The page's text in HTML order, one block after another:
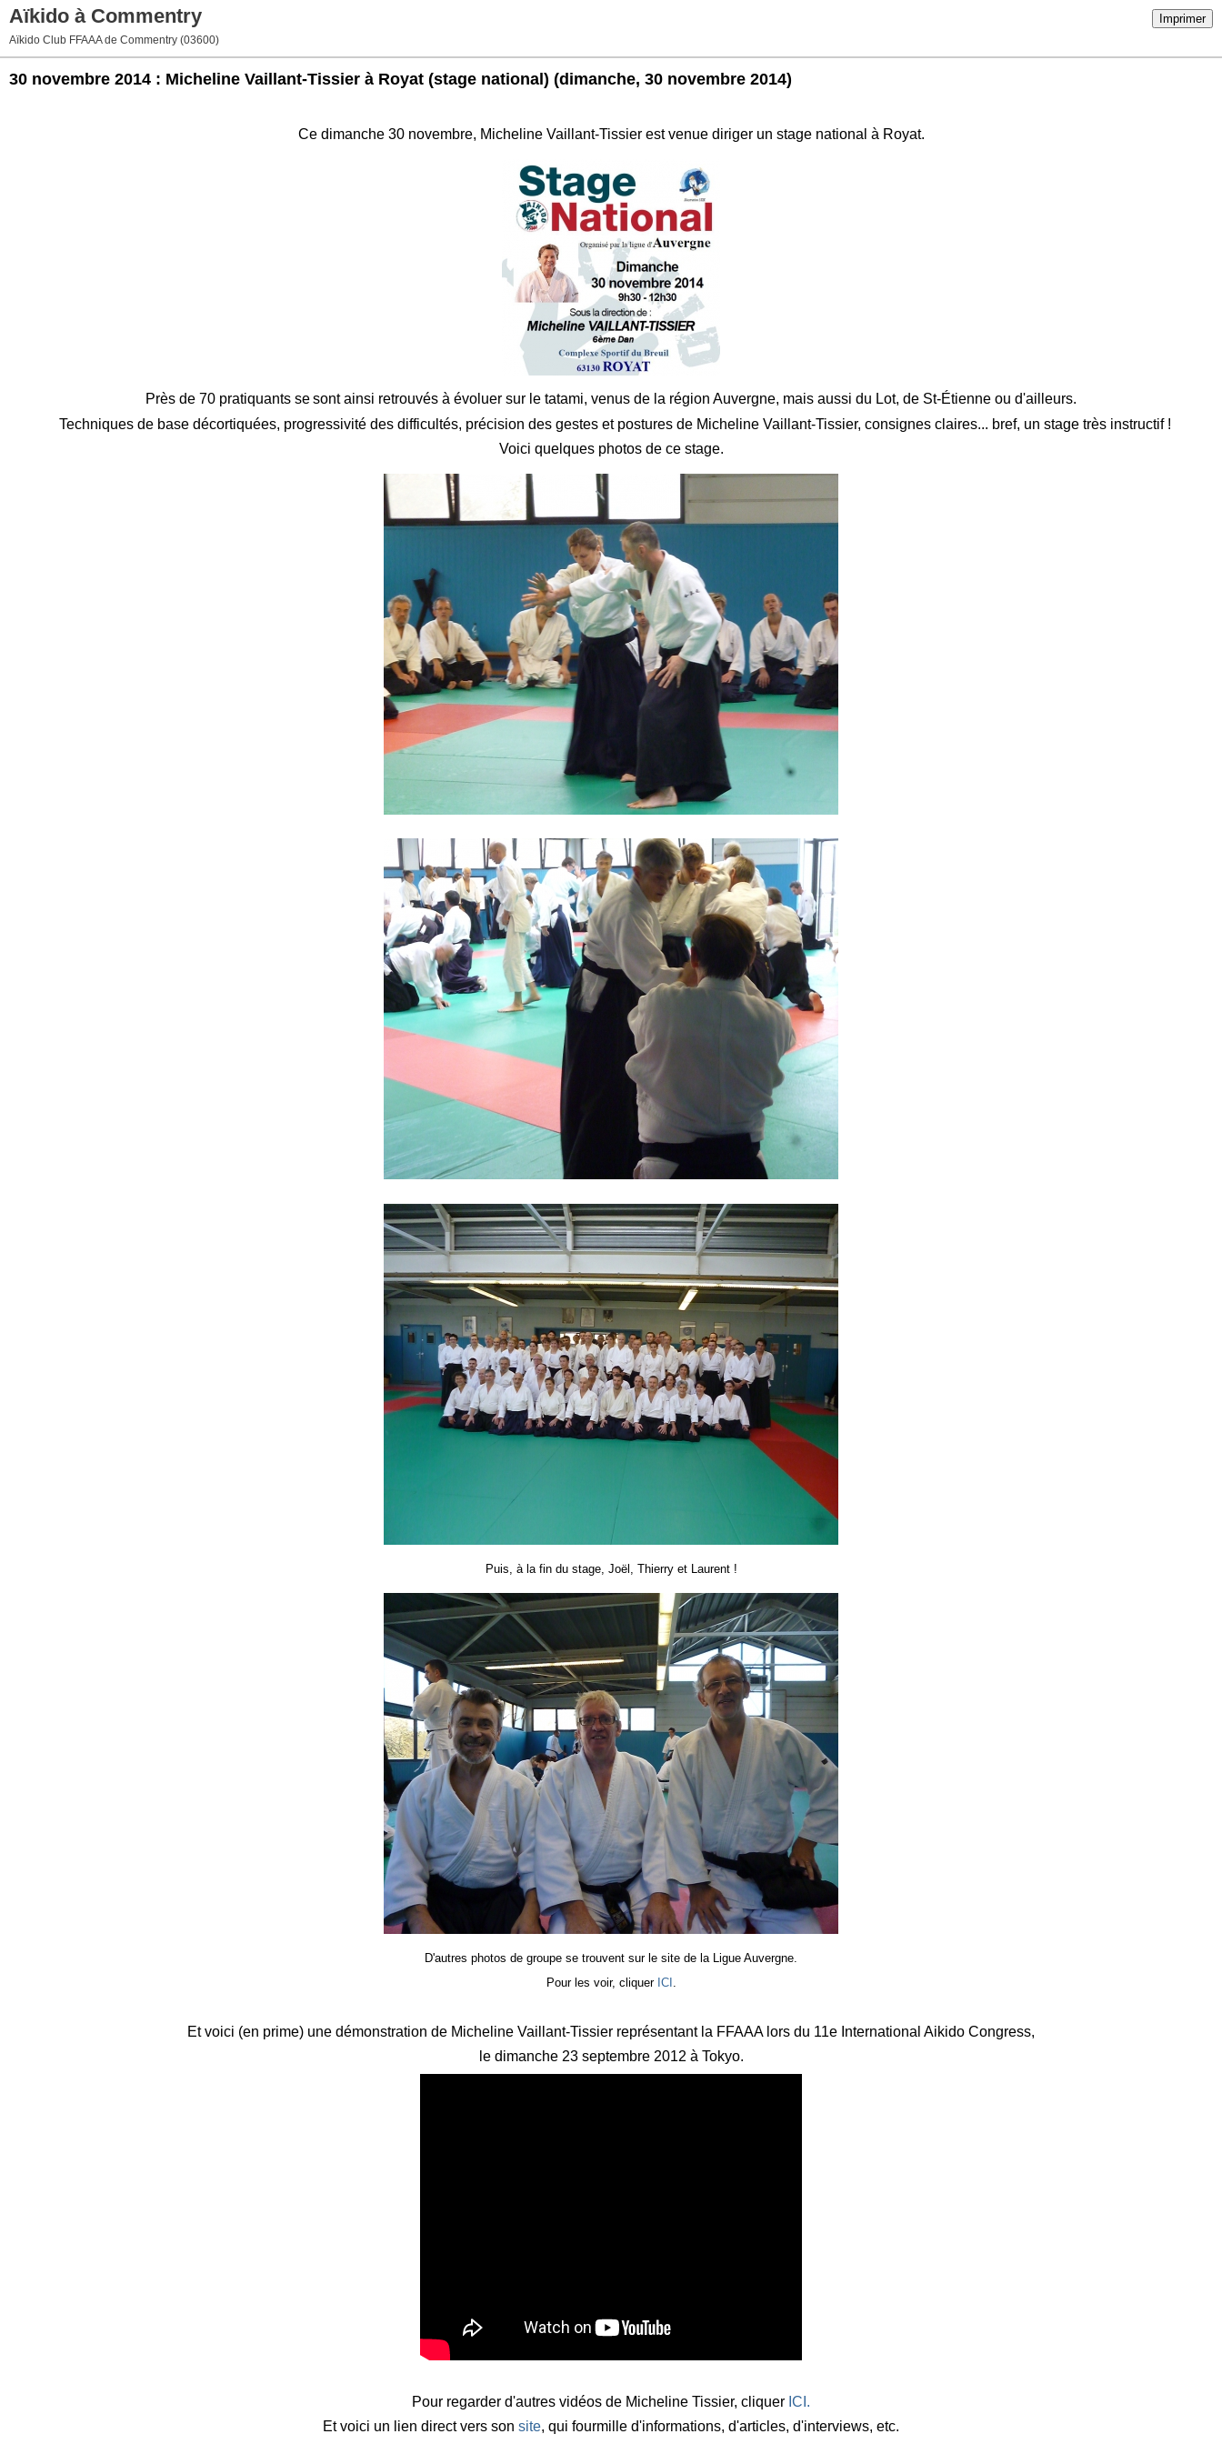
Imprimer
Aïkido à Commentry
Aïkido Club FFAAA de Commentry (03600)
30 novembre 2014 : Micheline Vaillant-Tissier à Royat (stage national) (dimanche, 30 novembre 2014)
Ce dimanche 30 novembre, Micheline Vaillant-Tissier est venue diriger un stage national à Royat.
Près de 70 pratiquants sesont ainsi retrouvés à évoluer sur le tatami, venus de la région Auvergne, mais aussi du Lot, de St-Étienne ou d'ailleurs.
Techniques de base décortiquées, progressivité des difficultés, précision des gestes et postures de Micheline Vaillant-Tissier, consignes claires... bref, un stage très instructif !
Voici quelques photos de ce stage.
Puis, à la fin du stage, Joël, Thierry et Laurent !
D'autres photos de groupe se trouvent sur le site de la Ligue Auvergne.
Pour les voir, cliquer ICI
Et voici (en prime) une démonstration de Micheline Vaillant-Tissier représentant la FFAAA lors du 11e International Aikido Congress,
le dimanche 23 septembre 2012 à Tokyo.
Pour regarder d'autres vidéos de Micheline Tissier, cliquer ICI.
Et voici un lien direct vers son site, qui fourmille d'informations, d'articles, d'interviews, etc.